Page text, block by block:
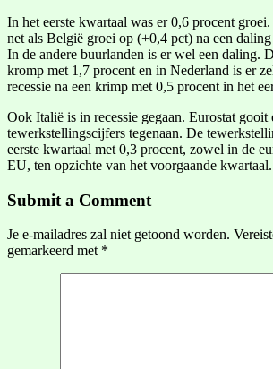
In het eerste kwartaal was er 0,6 procent
net als België groei op (+0,4 pct) na een
In de andere buurlanden is er wel een daling.
kromp met 1,7 procent en in Nederland is er
recessie na een krimp met 0,5 procent in het
Ook Italië is in recessie gegaan. Eurostat gooit
tewerkstellingscijfers tegenaan. De
eerste kwartaal met 0,3 procent, zowel in de
EU, ten opzichte van het voorgaande
Submit a Comment
Je e-mailadres zal niet getoond worden.
gemarkeerd met *